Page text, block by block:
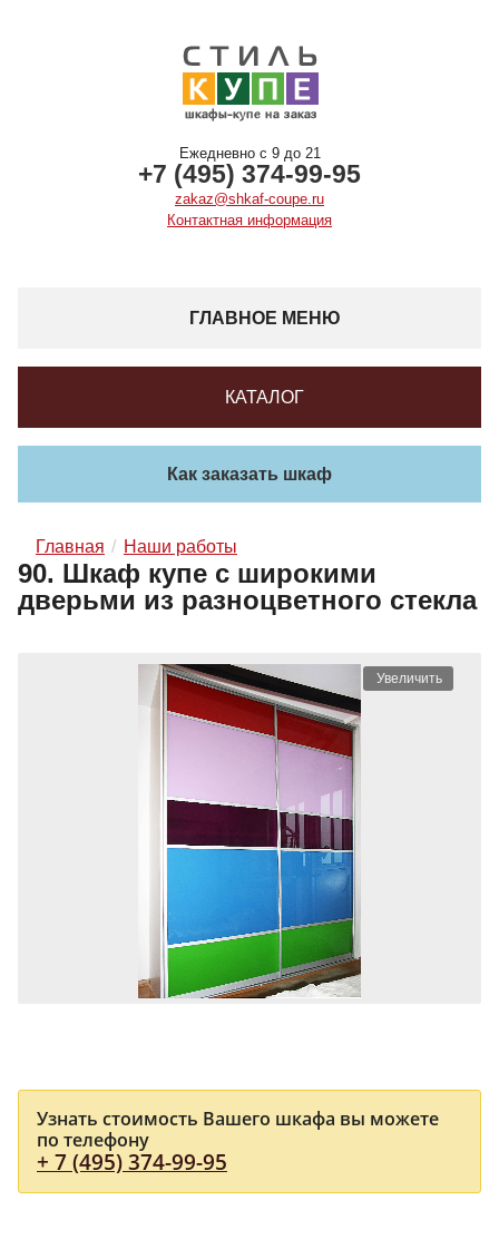
Ежедневно с 9 до 21
+7 (495) 374-99-95
zakaz@shkaf-coupe.ru
Контактная информация
ГЛАВНОЕ МЕНЮ
КАТАЛОГ
Как заказать шкаф
Главная Наши работы
90. Шкаф купе с широкими
дверьми из разноцветного стекла
Увеличить
Узнать стоимость Вашего шкафа вы можете
по телефону
+ 7 (495) 374-99-95